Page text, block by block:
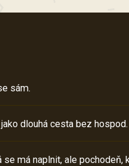
sám.
dlouhá cesta bez hospod.
se má naplnit, ale pochodeň,